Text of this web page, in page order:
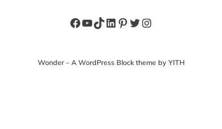
Facebook
YouTube
TikTok
LinkedIn
Pinterest
X Instagram
Wonder – A WordPress Block theme by YITH